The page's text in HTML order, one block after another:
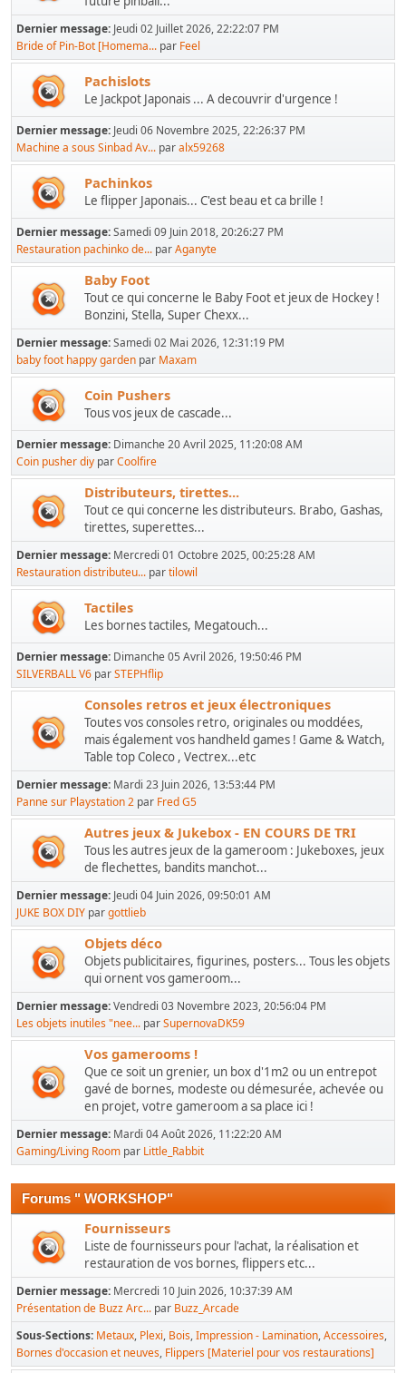
Dernier message: Jeudi 02 Juillet 2026, 22:22:07 PM
Bride of Pin-Bot [Homema... par Feel
Pachislots
Le Jackpot Japonais ... A decouvrir d'urgence !
Dernier message: Jeudi 06 Novembre 2025, 22:26:37 PM
Machine a sous Sinbad Av... paralx59268
Pachinkos
Le flipper Japonais... C'est beau et ca brille !
Dernier message:Samedi 09 Juin 2018, 20:26:27 PM
Restauration pachinko de... parAganyte
Baby Foot
Tout ce qui concerne le Baby Foot et jeux de Hockey !
Bonzini, Stella, Super Chexx...
Dernier message:Samedi 02 Mai 2026, 12:31:19 PM
baby foot happy garden par Maxam
Coin Pushers
Tous vos jeux de cascade...
Dernier message: Dimanche 20 Avril 2025, 11:20:08 AM
Coin pusher diy parCoolfire
Distributeurs, tirettes...
Tout ce qui concerne les distributeurs. Brabo, Gashas,
tirettes, superettes...
Dernier message: Mercredi 01 Octobre 2025, 00:25:28 AM
Restauration distributeu... partilowil
Tactiles
Les bornes tactiles, Megatouch...
Dernier message: Dimanche 05 Avril 2026, 19:50:46 PM
SILVERBALL V6 parSTEPHflip
Consoles retros et jeux électroniques
Toutes vos consoles retro, originales ou moddées,
mais également vos handheld games ! Game & Watch,
Table top Coleco , Vectrex...etc
Dernier message: Mardi 23 Juin 2026, 13:53:44 PM
Panne sur Playstation 2 par Fred G5
Autres jeux & Jukebox - EN COURS DE TRI
Tous les autres jeux de la gameroom : Jukeboxes, jeux
de flechettes, bandits manchot...
Dernier message: Jeudi 04 Juin 2026, 09:50:01 AM
JUKE BOX DIY pargottlieb
Objets déco
Objets publicitaires, figurines, posters... Tous les objets
qui ornent vos gameroom...
Dernier message:Vendredi 03 Novembre 2023, 20:56:04 PM
Les objets inutiles "nee... parSupernovaDK59
Vos gamerooms !
Que ce soit un grenier, un box d'1m2 ou un entrepot
gavé de bornes, modeste ou démesurée, achevée ou
en projet, votre gameroom a sa place ici !
Dernier message: Mardi 04 Août 2026, 11:22:20 AM
Gaming/Living Room par Little_Rabbit
Forums " WORKSHOP"
Fournisseurs
Liste de fournisseurs pour l'achat, la réalisation et
restauration de vos bornes, flippers etc...
Dernier message: Mercredi 10 Juin 2026, 10:37:39 AM
Présentation de Buzz Arc... par Buzz_Arcade
Sous-Sections Metaux Plexi Bois Impression - Lamination Accessoires
Bornes d'occasion et neuves Flippers [Materiel pour vos restaurations]